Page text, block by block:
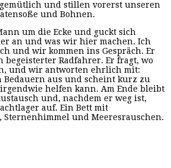
und stillen vorerst unseren
und Bohnen.
um die Ecke und guckt sich
an und was wir hier machen. Ich
und wir kommen ins Gespräch. Er
begeisterter Radfahrer. Er fragt, wo
und wir antworten ehrlich mit:
Bedauern aus und scheint kurz zu
helfen kann. Am Ende bleibt
und, nachdem er weg ist,
auf. Ein Bett mit
und Meeresrauschen.